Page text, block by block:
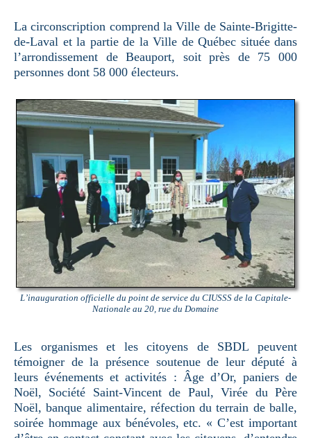
La circonscription comprend la Ville de Sainte-Brigitte-
de-Laval et la partie de la Ville de Québec située dans
l’arrondissement de Beauport, soit près de 75 000
personnes dont 58 000 électeurs.
L’inauguration officielle du point de service du CIUSSS de la Capitale-
Nationale au 20, rue du Domaine
Les organismes et les citoyens de SBDL peuvent
témoigner de la présence soutenue de leur député à
leurs événements et activités : Âge d’Or, paniers de
Noël, Société Saint-Vincent de Paul, Virée du Père
Noël, banque alimentaire, réfection du terrain de balle,
soirée hommage aux bénévoles, etc. « C’est important